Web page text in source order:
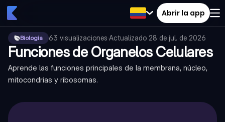
Abrir la app
Biologia 63 visualizaciones·Actualizado 28 de jul. de 2026
Funciones de Organelos Celulares
Aprende las funciones principales de la membrana, núcleo,
mitocondrias y ribosomas.